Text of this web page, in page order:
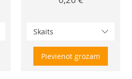
Skaits
Pievienot grozam